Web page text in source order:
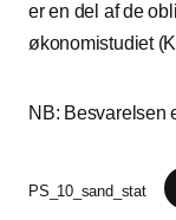
er en del af de
økonomistudiet
NB: Besvarelsen
PS_10_sand_stat